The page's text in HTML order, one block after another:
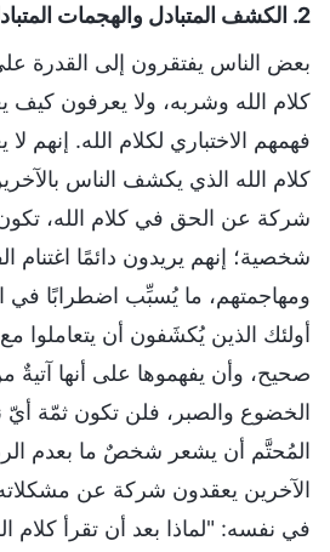
2. الكشف المتبادل والهجمات المتبادلة
بعض الناس يفتقرون إلى القدرة
كلام الله وشربه، ولا يعرفون
فهمهم الاختباري لكلام الله. إنهم
كلام الله الذي يكشف الناس
شركة عن الحق في كلام الله، تكون
شخصية؛ إنهم يريدون دائمًا
ومهاجمتهم، ما يُسبِّب اضطرابًا في
أولئك الذين يُكشَفون أن يتعاملوا
صحيح، وأن يفهموها على أنها آتيةٌ
الخضوع والصبر، فلن تكون ثمّة
المُحتَّم أن يشعر شخصٌ ما بعدم
الآخرين يعقدون شركة عن مشكلاته
في نفسه: "لماذا بعد أن تقرأ كلام